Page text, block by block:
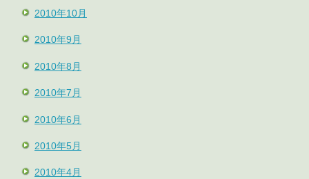
2010年10月
2010年9月
2010年8月
2010年7月
2010年6月
2010年5月
2010年4月